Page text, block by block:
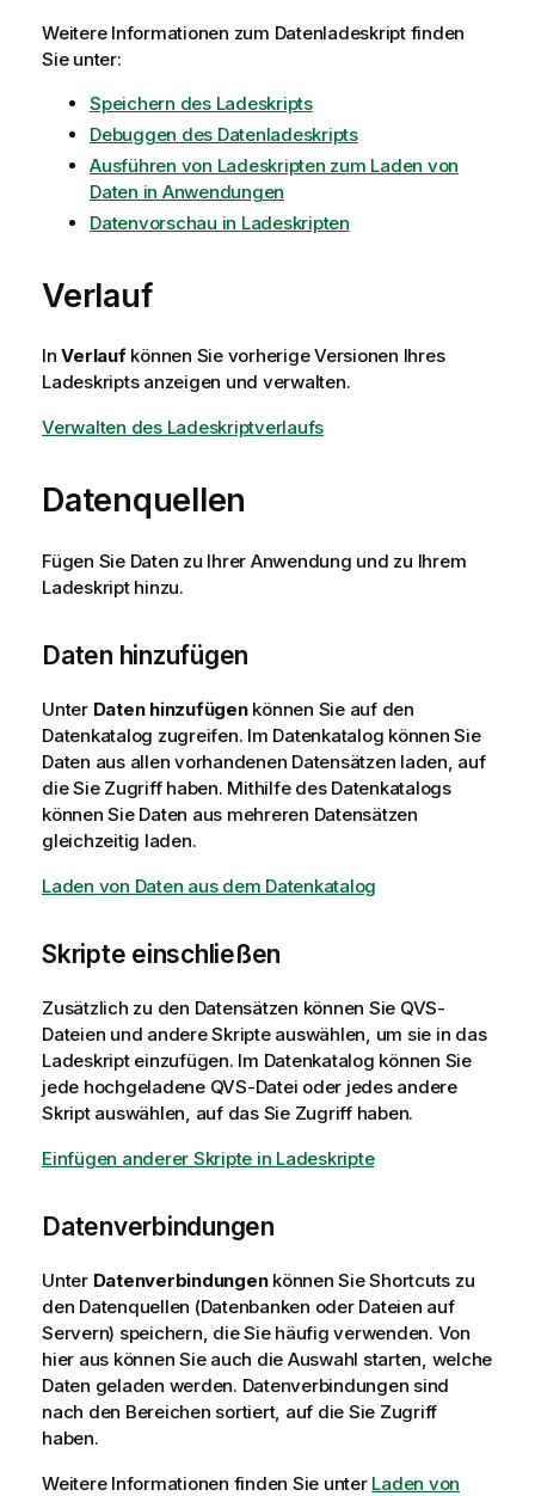
Weitere Informationen zum Datenladeskript finden
Sie unter:
Speichern des Ladeskripts
Debuggen des Datenladeskripts
Ausführen von Ladeskripten zum Laden von
Daten in Anwendungen
Datenvorschau in Ladeskripten
Verlauf
InVerlaufkönnen Sie vorherige Versionen Ihres
Ladeskripts anzeigen und verwalten.
Verwalten des Ladeskriptverlaufs
Datenquellen
Fügen Sie Daten zu Ihrer Anwendung und zu Ihrem
Ladeskript hinzu.
Daten hinzufügen
Unter Daten hinzufügenkönnen Sie auf den
Datenkatalog zugreifen. Im Datenkatalog können Sie
Daten aus allen vorhandenen Datensätzen laden, auf
die Sie Zugriff haben. Mithilfe des Datenkatalogs
können Sie Daten aus mehreren Datensätzen
gleichzeitig laden.
Laden von Daten aus dem Datenkatalog
Skripte einschließen
Zusätzlich zu den Datensätzen können Sie QVS-
Dateien und andere Skripte auswählen, um sie in das
Ladeskript einzufügen. Im Datenkatalog können Sie
jede hochgeladene QVS-Datei oder jedes andere
Skript auswählen, auf das Sie Zugriff haben.
Einfügen anderer Skripte in Ladeskripte
Datenverbindungen
Unter Datenverbindungenkönnen Sie Shortcuts zu
den Datenquellen (Datenbanken oder Dateien auf
Servern) speichern, die Sie häufig verwenden. Von
hier aus können Sie auch die Auswahl starten, welche
Daten geladen werden. Datenverbindungen sind
nach den Bereichen sortiert, auf die Sie Zugriff
haben.
Weitere Informationen finden Sie unter Laden von